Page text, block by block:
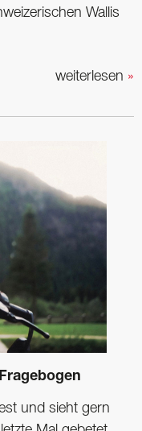
Wallis
weiterlesen »
und sieht gern